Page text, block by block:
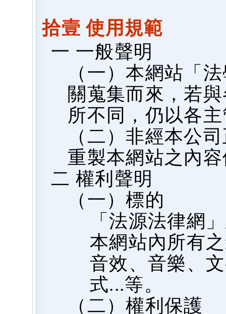
拾壹 使用規範
一 一般聲明
（一）本網站「
關蒐集而來，若
所不同，仍以各
（二）非經本公
重製本網站之內
二 權利聲明
（一）標的
「法源法律網
本網站內所有
音效、音樂、
式...等。
（二）權利保護